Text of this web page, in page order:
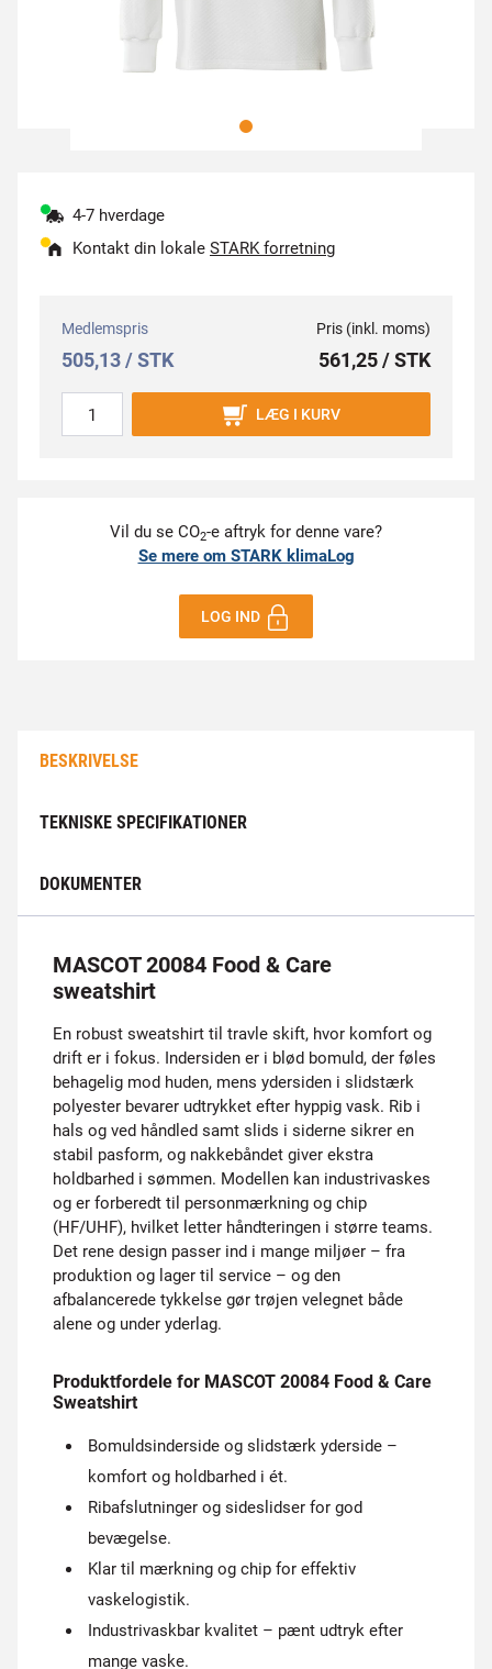
4-7 hverdage
Kontakt din lokale STARK forretning
Medlemspris
505,13 / STK
Pris (inkl. moms)
561,25 / STK
LÆG I KURV
Vil du se CO2-e aftryk for denne vare?
Se mere om STARK klimaLog
LOG IND
BESKRIVELSE
TEKNISKE SPECIFIKATIONER
DOKUMENTER
MASCOT 20084 Food & Care
sweatshirt
En robust sweatshirt til travle skift, hvor komfort og
drift er i fokus. Indersiden er i blød bomuld, der føles
behagelig mod huden, mens ydersiden i slidstærk
polyester bevarer udtrykket efter hyppig vask. Rib i
hals og ved håndled samt slids i siderne sikrer en
stabil pasform, og nakkebåndet giver ekstra
holdbarhed i sømmen. Modellen kan industrivaskes
og er forberedt til personmærkning og chip
(HF/UHF), hvilket letter håndteringen i større teams.
Det rene design passer ind i mange miljøer – fra
produktion og lager til service – og den
afbalancerede tykkelse gør trøjen velegnet både
alene og under yderlag.
Produktfordele for MASCOT 20084 Food & Care
Sweatshirt
Bomuldsinderside og slidstærk yderside –
komfort og holdbarhed i ét.
Ribafslutninger og side­slidser for god
bevægelse.
Klar til mærkning og chip for effektiv
vaskelogistik.
Industrivaskbar kvalitet – pænt udtryk efter
mange vaske.